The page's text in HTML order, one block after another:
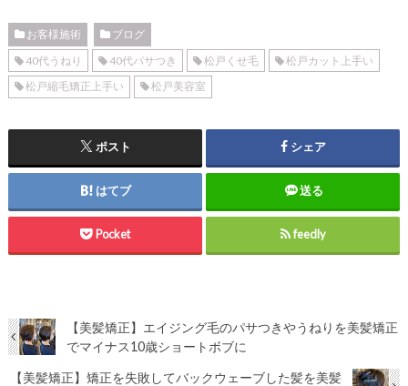
お客様施術
ブログ
40代うねり
40代パサつき 松戸くせ毛
松戸カット上手い
松戸縮毛矯正上手い
松戸美容室
ポスト シェア
はてブ 送る
Pocket feedly
【美髪矯正】エイジング毛のパサつきやうねりを美髪矯正
でマイナス10歳ショートボブに
【美髪矯正】矯正を失敗してバックウェーブした髪を美髪